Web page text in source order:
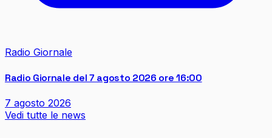
Radio Giornale
Radio Giornale del 7 agosto 2026 ore 16:00
7 agosto 2026
Vedi tutte le news